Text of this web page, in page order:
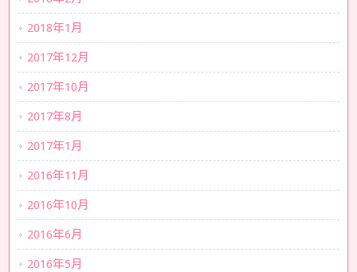
2018年1月
2017年12月
2017年10月
2017年8月
2017年1月
2016年11月
2016年10月
2016年6月
2016年5月